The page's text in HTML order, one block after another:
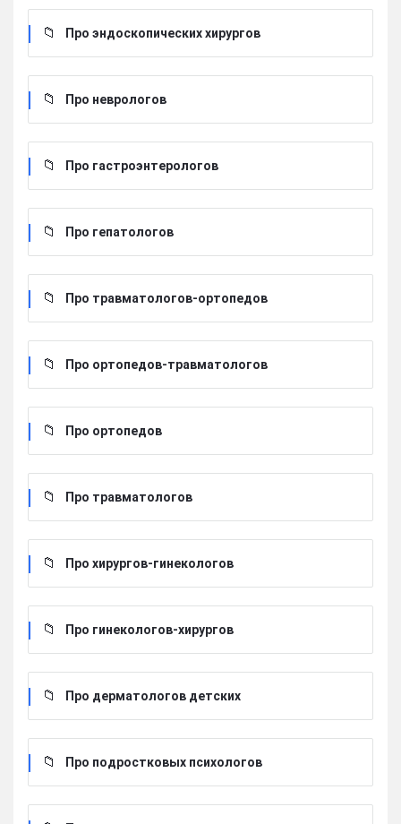
Про эндоскопических хирургов
Про неврологов
Про гастроэнтерологов
Про гепатологов
Про травматологов-ортопедов
Про ортопедов-травматологов
Про ортопедов
Про травматологов
Про хирургов-гинекологов
Про гинекологов-хирургов
Про дерматологов детских
Про подростковых психологов